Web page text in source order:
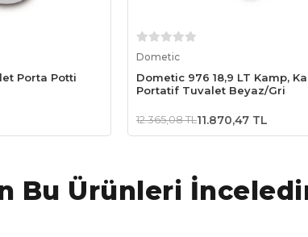
Porta Potti
Dometic
Dometic 976 18,9 LT Kamp,
Portatif Tuvalet Beyaz/Gri
12.365,08 TL11.870,47 TL
Bu Ürünleri